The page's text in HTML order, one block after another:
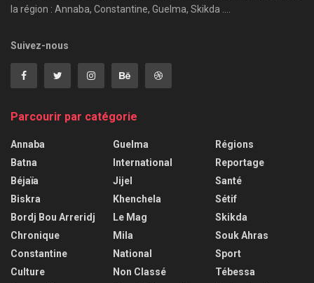
la région : Annaba, Constantine, Guelma, Skikda ....
Suivez-nous
Parcourir par catégorie
Annaba
Batna
Béjaïa
Biskra
Bordj Bou Arreridj
Chronique
Constantine
Culture
Guelma
International
Jijel
Khenchela
Le Mag
Mila
National
Non Classé
Régions
Reportage
Santé
Sétif
Skikda
Souk Ahras
Sport
Tébessa